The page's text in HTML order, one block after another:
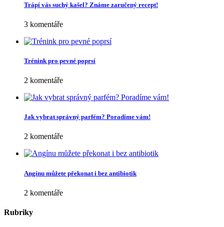
Trápí vás suchý kašel? Známe zaručený recept!
3 komentáře
Trénink pro pevné poprsí
2 komentáře
Jak vybrat správný parfém? Poradíme vám!
2 komentáře
Angínu můžete překonat i bez antibiotik
2 komentáře
Rubriky